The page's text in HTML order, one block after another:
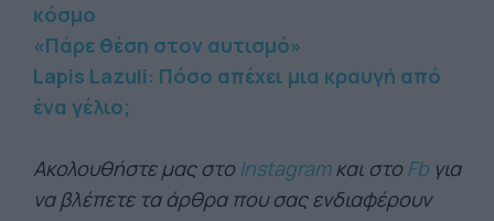
κόσμο
«Πάρε θέση στον αυτισμό»
Lapis Lazuli: Πόσο απέχει μια κραυγή από
ένα γέλιο;
Ακολουθήστε μας στο Instagramκαι στο Fb για
να βλέπετε τα άρθρα που σας ενδιαφέρουν